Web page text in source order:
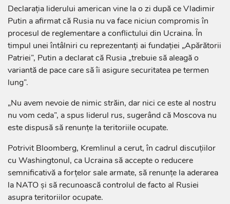
Declarația liderului american vine la o zi după ce Vladimir
Putin a afirmat că Rusia nu va face niciun compromis în
procesul de reglementare a conflictului din Ucraina. În
timpul unei întâlniri cu reprezentanți ai fundației „Apărătorii
Patriei”, Putin a declarat că Rusia „trebuie să aleagă o
variantă de pace care să îi asigure securitatea pe termen
lung”.
„Nu avem nevoie de nimic străin, dar nici ce este al nostru
nu vom ceda”, a spus liderul rus, sugerând că Moscova nu
este dispusă să renunțe la teritoriile ocupate.
Potrivit Bloomberg, Kremlinul a cerut, în cadrul discuțiilor
cu Washingtonul, ca Ucraina să accepte o reducere
semnificativă a forțelor sale armate, să renunțe la aderarea
la NATO și să recunoască controlul de facto al Rusiei
asupra teritoriilor ocupate.